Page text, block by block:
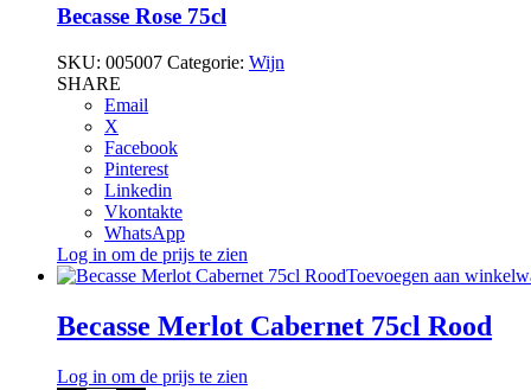
aantal
Becasse Rose 75cl
SKU: 005007 Categorie: Wijn
SHARE
Email
X
Facebook
Pinterest
Linkedin
Vkontakte
WhatsApp
Log in om de prijs te zien
Toevoegen aan
Becasse Merlot Cabernet 75cl Rood
Log in om de prijs te zien